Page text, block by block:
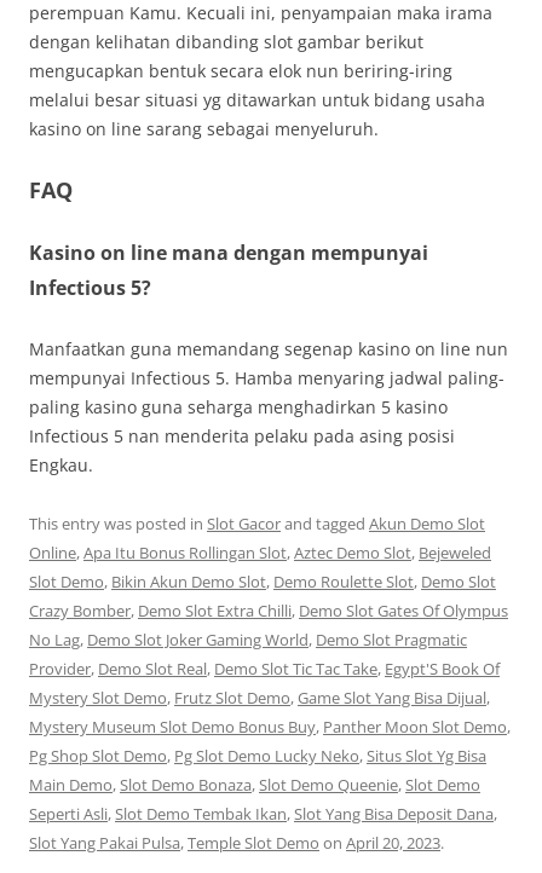
perempuan Kamu. Kecuali ini, penyampaian maka irama
dengan kelihatan dibanding slot gambar berikut
mengucapkan bentuk secara elok nun beriring-iring
melalui besar situasi yg ditawarkan untuk bidang usaha
kasino on line sarang sebagai menyeluruh.
FAQ
Kasino on line mana dengan mempunyai
Infectious 5?
Manfaatkan guna memandang segenap kasino on line nun
mempunyai Infectious 5. Hamba menyaring jadwal paling-
paling kasino guna seharga menghadirkan 5 kasino
Infectious 5 nan menderita pelaku pada asing posisi
Engkau.
This entry was posted in Slot Gacorand tagged Akun Demo Slot
Online,Apa Itu Bonus Rollingan Slot,Aztec Demo Slot, Bejeweled
Slot Demo, Bikin Akun Demo Slot, Demo Roulette Slot, Demo Slot
Crazy Bomber, Demo Slot Extra Chilli, Demo Slot Gates Of Olympus
No Lag, Demo Slot Joker Gaming World, Demo Slot Pragmatic
Provider, Demo Slot Real, Demo Slot Tic Tac Take, Egypt'S Book Of
Mystery Slot Demo, Frutz Slot Demo,Game Slot Yang Bisa Dijual,
Mystery Museum Slot Demo Bonus Buy, Panther Moon Slot Demo,
Pg Shop Slot Demo, Pg Slot Demo Lucky Neko,Situs Slot Yg Bisa
Main Demo,Slot Demo Bonaza,Slot Demo Queenie,Slot Demo
Seperti Asli,Slot Demo Tembak Ikan,Slot Yang Bisa Deposit Dana,
Slot Yang Pakai Pulsa,Temple Slot Demo on April 20, 2023.